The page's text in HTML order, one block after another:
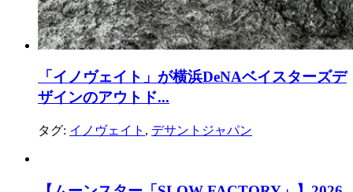
「イノヴェイト」が横浜DeNAベイスターズデ
ザインのアウトド...
タグ: イノヴェイト , デサントジャパン